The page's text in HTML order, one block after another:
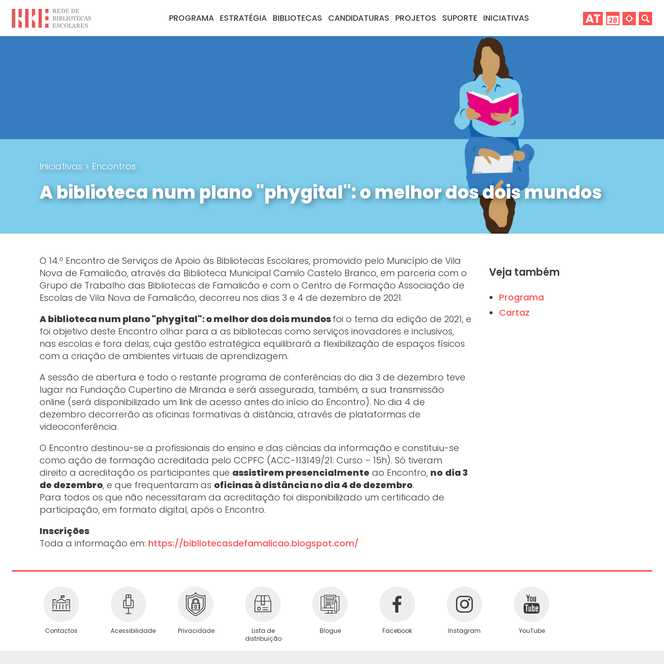
PROGRAMA ESTRATÉGIA BIBLIOTECAS CANDIDATURAS PROJETOS SUPORTE INICIATIVAS
Iniciativas > Encontros
A biblioteca num plano "phygital": o melhor dos dois mundos
O 14.º Encontro de Serviços de Apoio às Bibliotecas Escolares, promovido pelo Município de Vila
Nova de Famalicão, através da Biblioteca Municipal Camilo Castelo Branco, em parceria com o
Grupo de Trabalho das Bibliotecas de Famalicão e com o Centro de Formação Associação de
Escolas de Vila Nova de Famalicão, decorreu nos dias 3 e 4 de dezembro de 2021.
A biblioteca num plano "phygital": o melhor dos dois mundosfoi o tema da edição de 2021, e
foi objetivo deste Encontro olhar para a as bibliotecas como serviços inovadores e inclusivos,
nas escolas e fora delas, cuja gestão estratégica equilibrará a flexibilização de espaços físicos
com a criação de ambientes virtuais de aprendizagem.
A sessão de abertura e todo o restante programa de conferências do dia 3 de dezembro teve
lugar na Fundação Cupertino de Miranda e será assegurada, também, a sua transmissão
online (será disponibilizado um link de acesso antes do início do Encontro). No dia 4 de
dezembro decorrerão as oficinas formativas à distância, através de plataformas de
videoconferência.
O Encontro destinou-se a profissionais do ensino e das ciências da informação e constituiu-se
como ação de formação acreditada pelo CCPFC (ACC-113149/21: Curso – 15h). Só tiveram
direito a acreditação os participantes que assistirem presencialmente ao Encontro, no dia 3
de dezembro, e que frequentaram as oficinas à distância no dia 4 de dezembro.
Para todos os que não necessitaram da acreditação foi disponibilizado um certificado de
participação, em formato digital, após o Encontro.
Inscrições
Toda a informação em: https://bibliotecasdefamalicao.blogspot.com/
Veja também
Programa
Cartaz
Contactos Acessibilidade Privacidade
Lista de
distribuição
Blogue Facebook Instagram YouTube